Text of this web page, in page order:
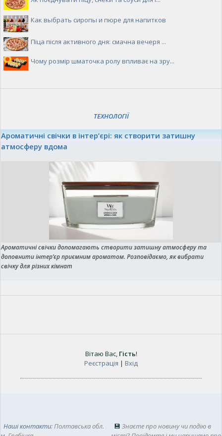
Как выбрать сиропы и пюре для напитков
Піца після активного дня: смачна вечеря ...
Чому розмір шматочка ролу впливає на зру...
ТЕХНОЛОГІЇ
Ароматичні свічки в інтер’єрі: як створити затишну
атмосферу вдома
Ароматичні свічки допомагають створити затишну атмосферу та
доповнити інтер’єр приємним ароматом. Розповідаємо, як вибрати
свічку для різних кімнат
Вітаю Вас, Гість!
Реєстрація | Вхід
Наші контакти: Полтавська обл.
💾 Знаєте про новину чи подію в